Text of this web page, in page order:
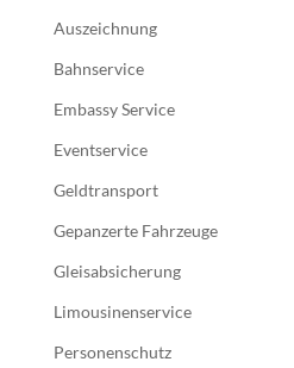
Auszeichnung
Bahnservice
Embassy Service
Eventservice
Geldtransport
Gepanzerte Fahrzeuge
Gleisabsicherung
Limousinenservice
Personenschutz